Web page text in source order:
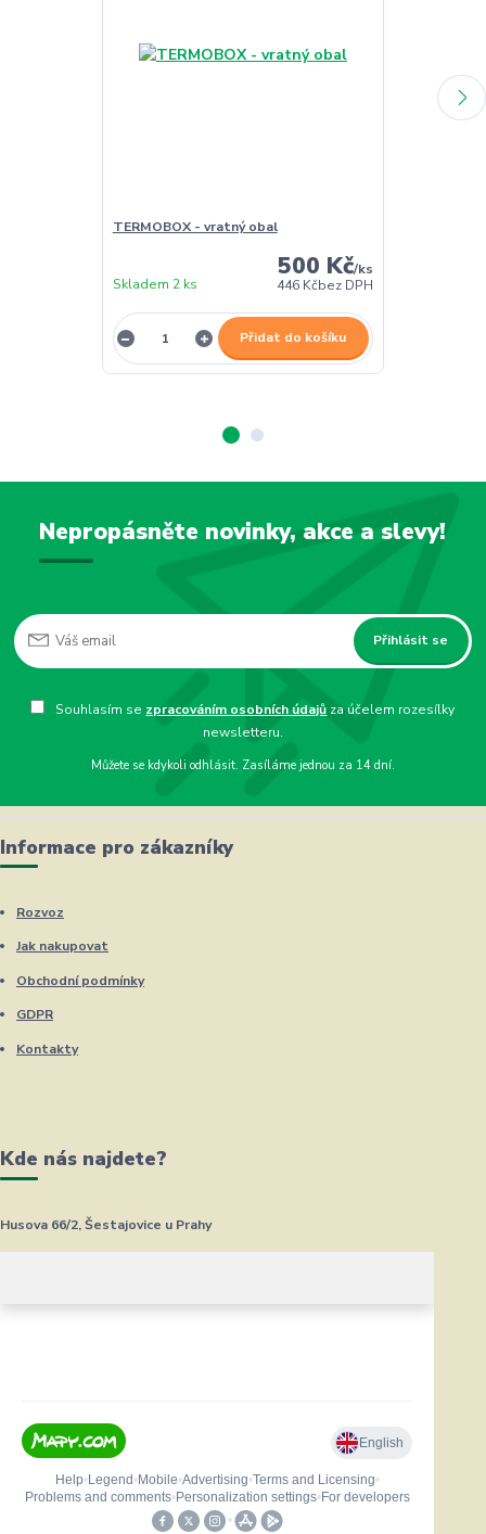
TERMOBOX - vratný obal
500 Kč/ks
446 Kčbez DPH
Skladem 2 ks
Přidat do košíku
Nepropásněte novinky, akce a slevy!
Přihlásit se
Souhlasím se zpracováním osobních údajů za účelem rozesílky
newsletteru.
Můžete se kdykoli odhlásit. Zasíláme jednou za 14 dní.
Informace pro zákazníky
Rozvoz
Jak nakupovat
Obchodní podmínky
GDPR
Kontakty
Kde nás najdete?
Husova 66/2, Šestajovice u Prahy